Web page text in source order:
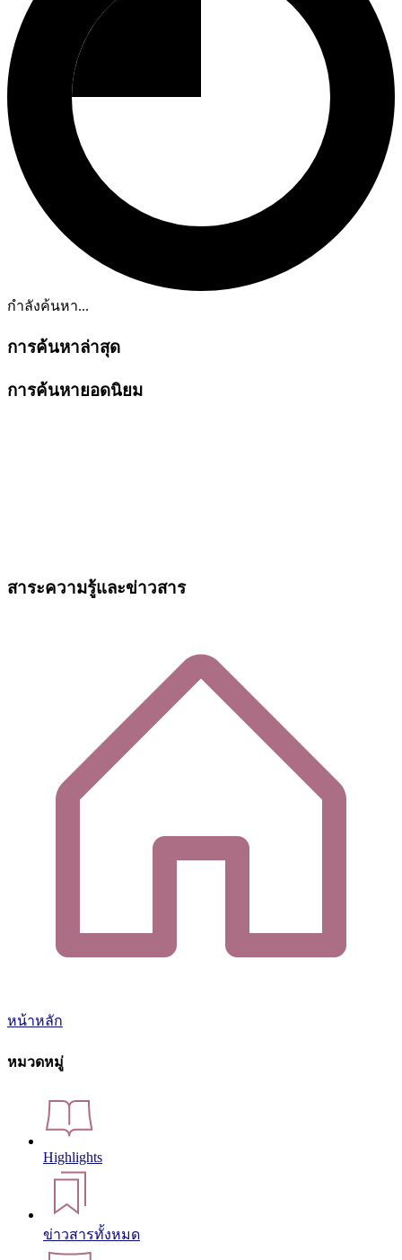
กำลังค้นหา...
การค้นหาล่าสุด
การค้นหายอดนิยม
สาระความรู้และข่าวสาร
หน้าหลัก
หมวดหมู่
Highlights
ข่าวสารทั้งหมด